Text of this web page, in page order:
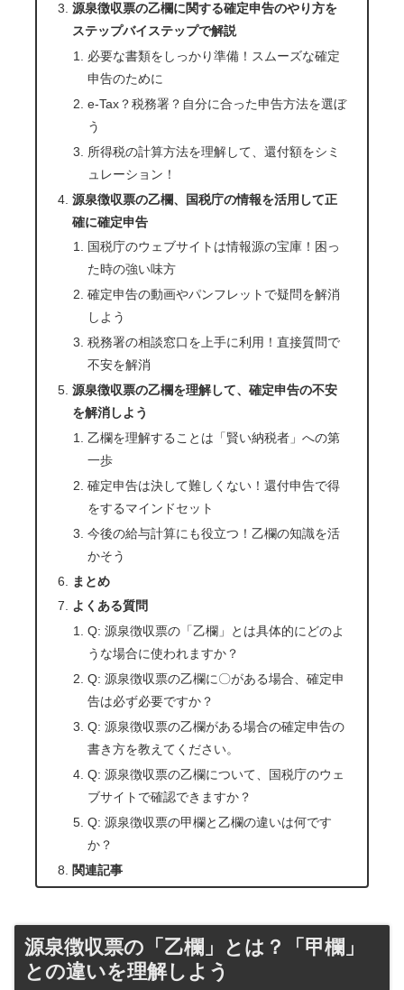
源泉徴収票の乙欄に関する確定申告のやり方を
ステップバイステップで解説
必要な書類をしっかり準備！スムーズな確定
申告のために
e-Tax？税務署？自分に合った申告方法を選ぼ
う
所得税の計算方法を理解して、還付額をシミ
ュレーション！
源泉徴収票の乙欄、国税庁の情報を活用して正
確に確定申告
国税庁のウェブサイトは情報源の宝庫！困っ
た時の強い味方
確定申告の動画やパンフレットで疑問を解消
しよう
税務署の相談窓口を上手に利用！直接質問で
不安を解消
源泉徴収票の乙欄を理解して、確定申告の不安
を解消しよう
乙欄を理解することは「賢い納税者」への第
一歩
確定申告は決して難しくない！還付申告で得
をするマインドセット
今後の給与計算にも役立つ！乙欄の知識を活
かそう
まとめ
よくある質問
Q: 源泉徴収票の「乙欄」とは具体的にどのよ
うな場合に使われますか？
Q: 源泉徴収票の乙欄に〇がある場合、確定申
告は必ず必要ですか？
Q: 源泉徴収票の乙欄がある場合の確定申告の
書き方を教えてください。
Q: 源泉徴収票の乙欄について、国税庁のウェ
ブサイトで確認できますか？
Q: 源泉徴収票の甲欄と乙欄の違いは何です
か？
関連記事
源泉徴収票の「乙欄」とは？「甲欄」
との違いを理解しよう